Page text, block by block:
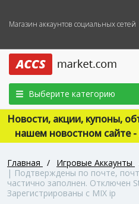
Магазин аккаунтов социальных сетей
Выберите категорию
Новости, акции, купоны,
нашем новостном сайте
Главная / Игровые Аккаунты
| Подтверждены по почте,
частично заполнен. Отключен
Зарегистрированы с MIX ip